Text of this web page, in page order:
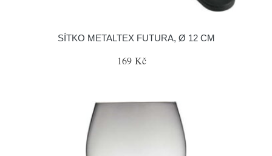
SÍTKO METALTEX FUTURA, Ø 12 CM
169 Kč